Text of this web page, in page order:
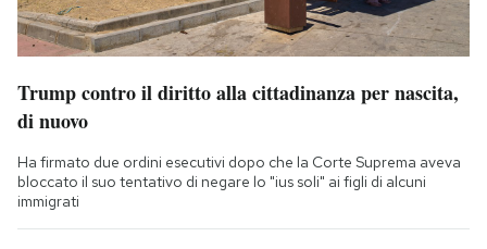
Trump contro il diritto alla cittadinanza per nascita,
di nuovo
Ha firmato due ordini esecutivi dopo che la Corte Suprema aveva
bloccato il suo tentativo di negare lo "ius soli" ai figli di alcuni
immigrati